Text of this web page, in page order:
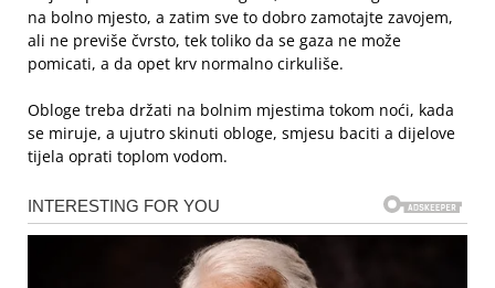
na bolno mjesto, a zatim sve to dobro zamotajte zavojem,
ali ne previše čvrsto, tek toliko da se gaza ne može
pomicati, a da opet krv normalno cirkuliše.
Obloge treba držati na bolnim mjestima tokom noći, kada
se miruje, a ujutro skinuti obloge, smjesu baciti a dijelove
tijela oprati toplom vodom.